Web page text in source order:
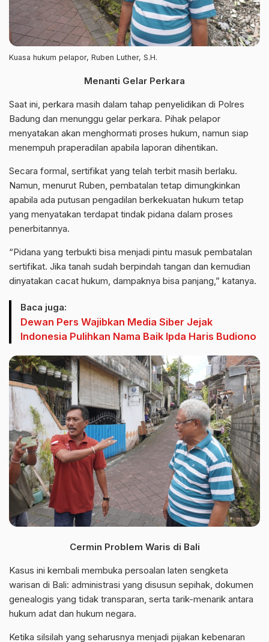
Kuasa hukum pelapor, Ruben Luther, S.H.
Menanti Gelar Perkara
Saat ini, perkara masih dalam tahap penyelidikan di Polres
Badung dan menunggu gelar perkara. Pihak pelapor
menyatakan akan menghormati proses hukum, namun siap
menempuh praperadilan apabila laporan dihentikan.
Secara formal, sertifikat yang telah terbit masih berlaku.
Namun, menurut Ruben, pembatalan tetap dimungkinkan
apabila ada putusan pengadilan berkekuatan hukum tetap
yang menyatakan terdapat tindak pidana dalam proses
penerbitannya.
“Pidana yang terbukti bisa menjadi pintu masuk pembatalan
sertifikat. Jika tanah sudah berpindah tangan dan kemudian
dinyatakan cacat hukum, dampaknya bisa panjang,” katanya.
Baca juga:
Dewan Pers Wajibkan Media Siber Jejak
Indonesia Pulihkan Nama Baik Ipda Haris Budiono
Cermin Problem Waris di Bali
Kasus ini kembali membuka persoalan laten sengketa
warisan di Bali: administrasi yang disusun sepihak, dokumen
genealogis yang tidak transparan, serta tarik-menarik antara
hukum adat dan hukum negara.
Ketika silsilah yang seharusnya menjadi pijakan kebenaran